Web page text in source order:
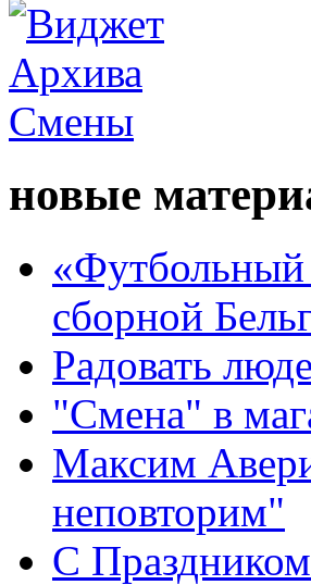
новые
«Футбольный
сборной
Радовать
"Смена" в
Максим
неповторим"
С